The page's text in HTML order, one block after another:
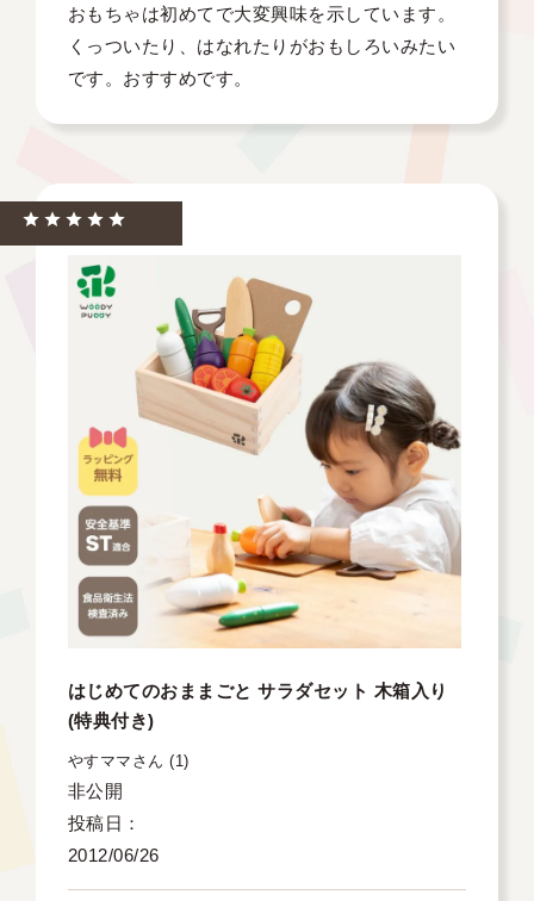
おもちゃは初めてで大変興味を示しています。
くっついたり、はなれたりがおもしろいみたい
です。おすすめです。
はじめてのおままごと サラダセット 木箱入り
(特典付き)
やすママ 1
非公開
投稿日
2012/06/26